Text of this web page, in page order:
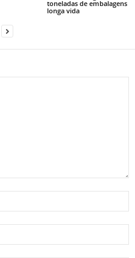
toneladas de embalagens
longa vida